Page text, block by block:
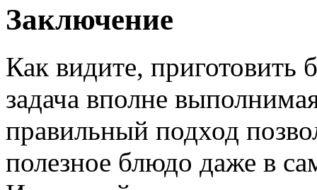
Заключение
Как видите,
задача вполне
правильный подход
полезное блюдо даже в